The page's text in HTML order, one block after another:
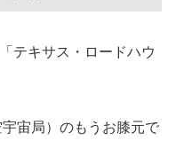
テキサス・ロードハウ
宙局）のもうお膝元で